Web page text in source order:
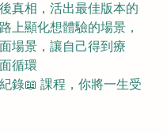
真相，活出最佳版本的
上顯化想體驗的場景，
場景，讓自己得到療
循環
錄📖 課程，你將一生受